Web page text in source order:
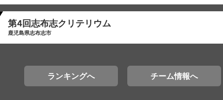
第4回志布志クリテリウム
鹿児島県志布志市
ランキングへ チーム情報へ